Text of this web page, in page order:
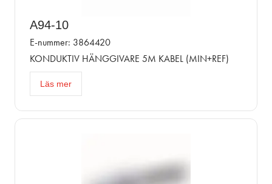
A94-10
E-nummer: 3864420
KONDUKTIV HÄNGGIVARE 5M KABEL (MIN+REF)
Läs mer